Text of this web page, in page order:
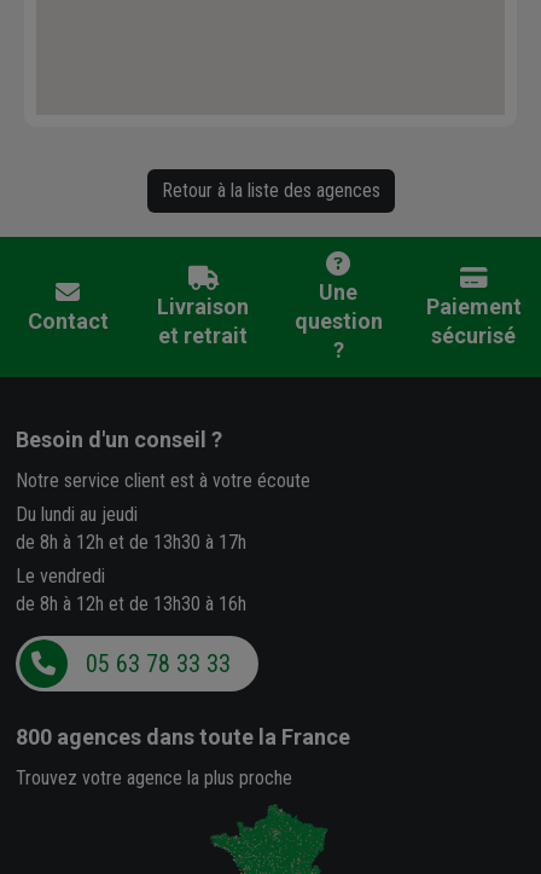
Retour à la liste des agences
Contact
Livraison
et retrait
Une
question
?
Paiement
sécurisé
Besoin d'un conseil ?
Notre service client est à votre écoute
Du lundi au jeudi
de 8h à 12h et de 13h30 à 17h
Le vendredi
de 8h à 12h et de 13h30 à 16h
05 63 78 33 33
800 agences dans toute la France
Trouvez votre agence la plus proche